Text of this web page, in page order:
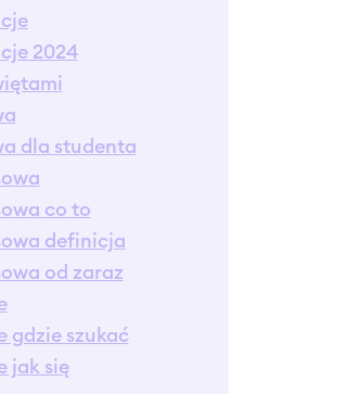
2024
dla studenta
co to
definicja
od zaraz
gdzie szukać
jak się